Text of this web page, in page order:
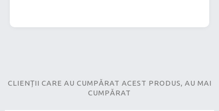
CLIENȚII CARE AU CUMPĂRAT ACEST PRODUS, AU MAI
CUMPĂRAT